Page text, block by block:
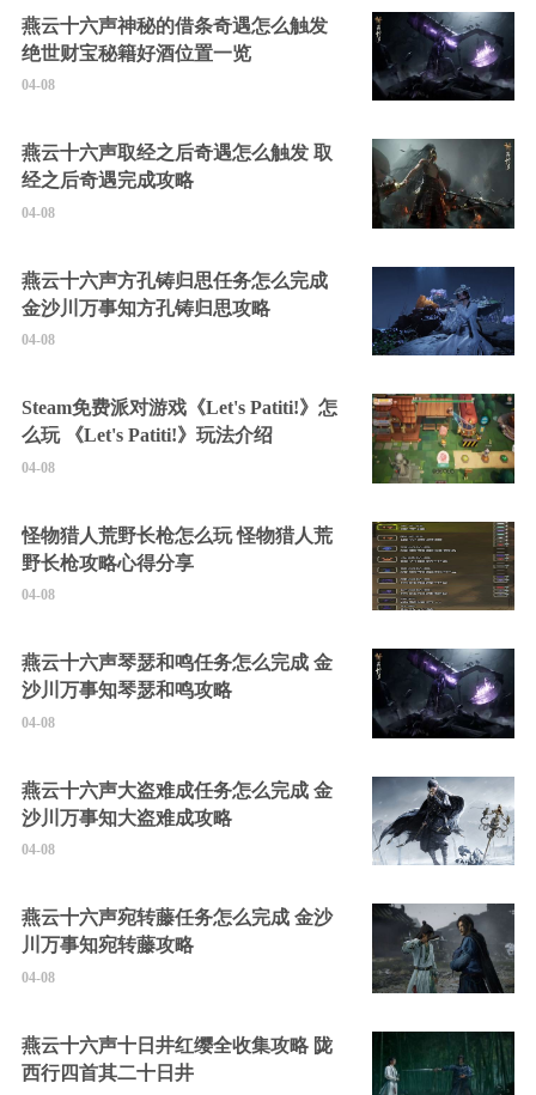
燕云十六声神秘的借条奇遇怎么触发
绝世财宝秘籍好酒位置一览
04-08
燕云十六声取经之后奇遇怎么触发 取
经之后奇遇完成攻略
04-08
燕云十六声方孔铸归思任务怎么完成
金沙川万事知方孔铸归思攻略
04-08
Steam免费派对游戏《Let's Patiti!》怎
么玩 《Let's Patiti!》玩法介绍
04-08
怪物猎人荒野长枪怎么玩 怪物猎人荒
野长枪攻略心得分享
04-08
燕云十六声琴瑟和鸣任务怎么完成 金
沙川万事知琴瑟和鸣攻略
04-08
燕云十六声大盗难成任务怎么完成 金
沙川万事知大盗难成攻略
04-08
燕云十六声宛转藤任务怎么完成 金沙
川万事知宛转藤攻略
04-08
燕云十六声十日井红缨全收集攻略 陇
西行四首其二十日井